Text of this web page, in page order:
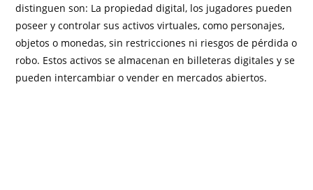
distinguen son: La propiedad digital, los jugadores pueden
poseer y controlar sus activos virtuales, como personajes,
objetos o monedas, sin restricciones ni riesgos de pérdida o
robo. Estos activos se almacenan en billeteras digitales y se
pueden intercambiar o vender en mercados abiertos.